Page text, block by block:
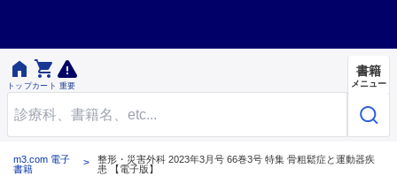

トップ

カート 重要
書籍
メニュー
m3.com 電子
書籍
整形・災害外科 2023年3月号 66巻3号 特集 骨粗鬆症と運動器疾
患 【電子版】